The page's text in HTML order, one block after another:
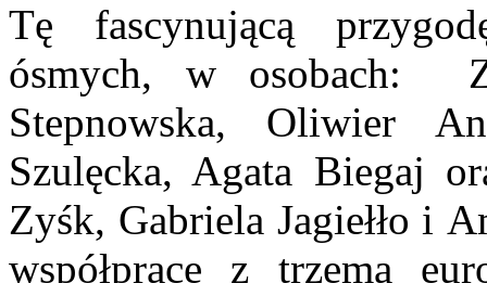
Tę fascynującą
ósmych, w osobach:
Stepnowska, Oliwier
Szulęcka, Agata Biegaj
Zyśk, Gabriela Jagiełło i
współpracę z trzema